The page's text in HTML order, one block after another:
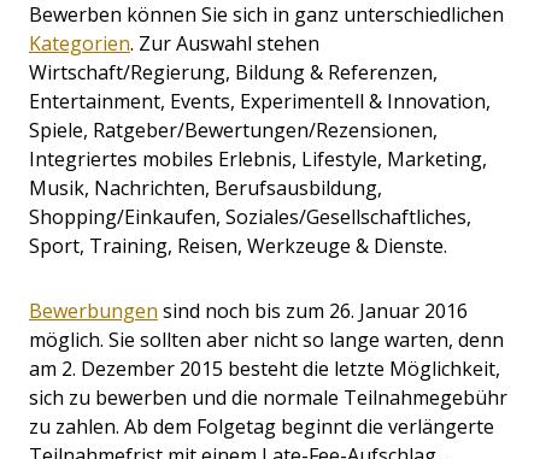
Bewerben können Sie sich in ganz unterschiedlichen
Kategorien. Zur Auswahl stehen
Wirtschaft/Regierung, Bildung & Referenzen,
Entertainment, Events, Experimentell & Innovation,
Spiele, Ratgeber/Bewertungen/Rezensionen,
Integriertes mobiles Erlebnis, Lifestyle, Marketing,
Musik, Nachrichten, Berufsausbildung,
Shopping/Einkaufen, Soziales/Gesellschaftliches,
Sport, Training, Reisen, Werkzeuge & Dienste.
Bewerbungen sind noch bis zum 26. Januar 2016
möglich. Sie sollten aber nicht so lange warten, denn
am 2. Dezember 2015 besteht die letzte Möglichkeit,
sich zu bewerben und die normale Teilnahmegebühr
zu zahlen. Ab dem Folgetag beginnt die verlängerte